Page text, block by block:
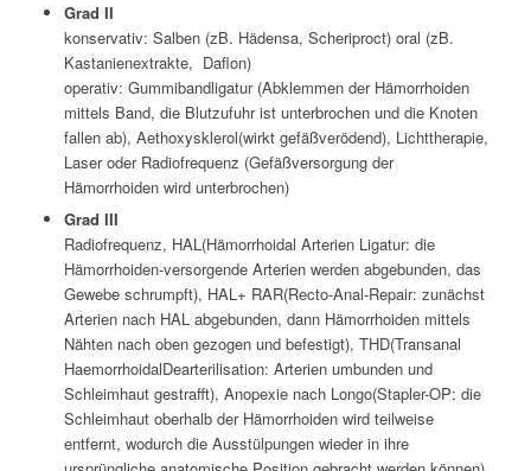
Grad II
konservativ: Salben (zB. Hädensa, Scheriproct) oral (zB.
Kastanienextrakte, Daflon)
operativ: Gummibandligatur (Abklemmen der Hämorrhoiden
mittels Band, die Blutzufuhr ist unterbrochen und die Knoten
fallen ab), Aethoxysklerol(wirkt gefäßverödend), Lichttherapie,
Laser oder Radiofrequenz (Gefäßversorgung der
Hämorrhoiden wird unterbrochen)
Grad III
Radiofrequenz, HAL(Hämorrhoidal Arterien Ligatur: die
Hämorrhoiden-versorgende Arterien werden abgebunden, das
Gewebe schrumpft), HAL+ RAR(Recto-Anal-Repair: zunächst
Arterien nach HAL abgebunden, dann Hämorrhoiden mittels
Nähten nach oben gezogen und befestigt), THD(Transanal
HaemorrhoidalDearterilisation: Arterien umbunden und
Schleimhaut gestrafft), Anopexie nach Longo(Stapler-OP: die
Schleimhaut oberhalb der Hämorrhoiden wird teilweise
entfernt, wodurch die Ausstülpungen wieder in ihre